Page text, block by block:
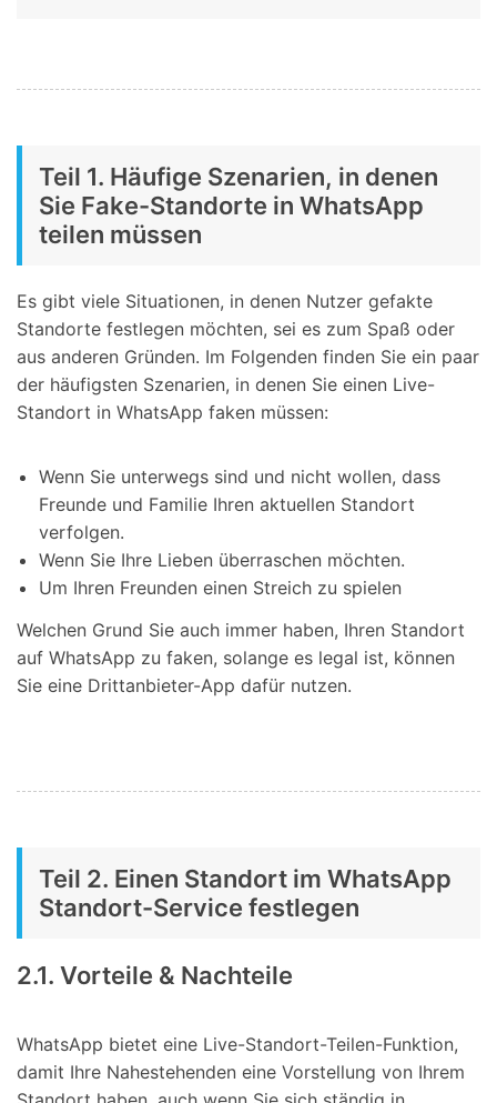
Teil 1. Häufige Szenarien, in denen
Sie Fake-Standorte in WhatsApp
teilen müssen
Es gibt viele Situationen, in denen Nutzer gefakte
Standorte festlegen möchten, sei es zum Spaß oder
aus anderen Gründen. Im Folgenden finden Sie ein paar
der häufigsten Szenarien, in denen Sie einen Live-
Standort in WhatsApp faken müssen:
Wenn Sie unterwegs sind und nicht wollen, dass
Freunde und Familie Ihren aktuellen Standort
verfolgen.
Wenn Sie Ihre Lieben überraschen möchten.
Um Ihren Freunden einen Streich zu spielen
Welchen Grund Sie auch immer haben, Ihren Standort
auf WhatsApp zu faken, solange es legal ist, können
Sie eine Drittanbieter-App dafür nutzen.
Teil 2. Einen Standort im WhatsApp
Standort-Service festlegen
2.1. Vorteile & Nachteile
WhatsApp bietet eine Live-Standort-Teilen-Funktion,
damit Ihre Nahestehenden eine Vorstellung von Ihrem